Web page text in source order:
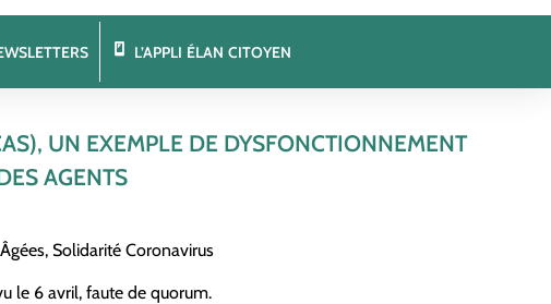
L’APPLI ÉLAN CITOYEN
UN EXEMPLE DE DYSFONCTIONNEMENT
AGENTS
, Solidarité Coronavirus
le 6 avril, faute de quorum.